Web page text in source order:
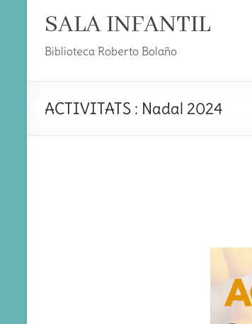
SALA INFANTIL
Biblioteca Roberto Bolaño
ACTIVITATS : Nadal 2024